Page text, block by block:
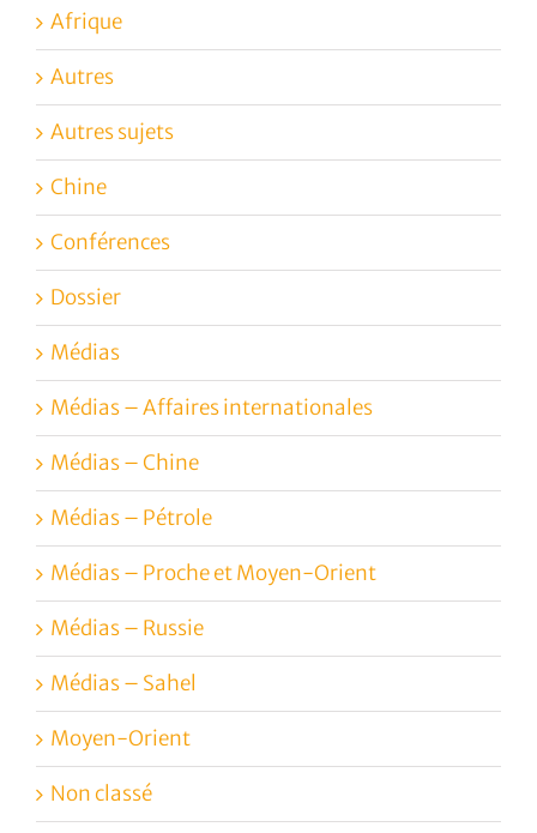
Afrique
Autres
Autres sujets
Chine
Conférences
Dossier
Médias
Médias – Affaires internationales
Médias – Chine
Médias – Pétrole
Médias – Proche et Moyen-Orient
Médias – Russie
Médias – Sahel
Moyen-Orient
Non classé